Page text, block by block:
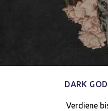
DARK
Verdiene